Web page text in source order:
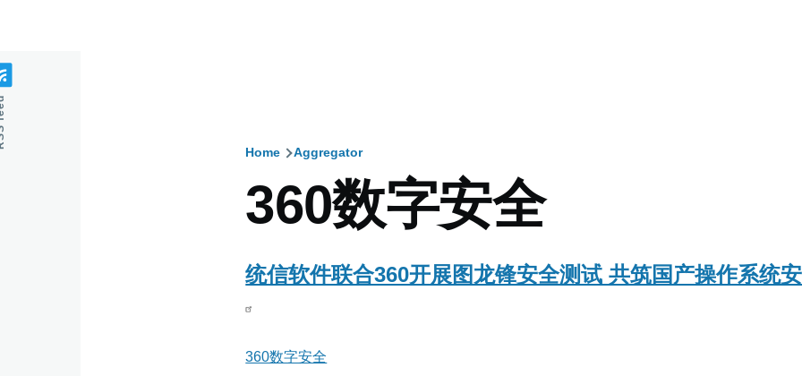
Breadcrumb
Home Aggregator
360数字安全
统信软件联合360开展图龙锋安全测试 共筑国产操作系统
360数字安全